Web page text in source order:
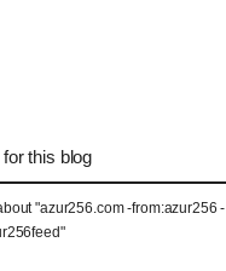
this blog
"azur256.com -from:azur256 -